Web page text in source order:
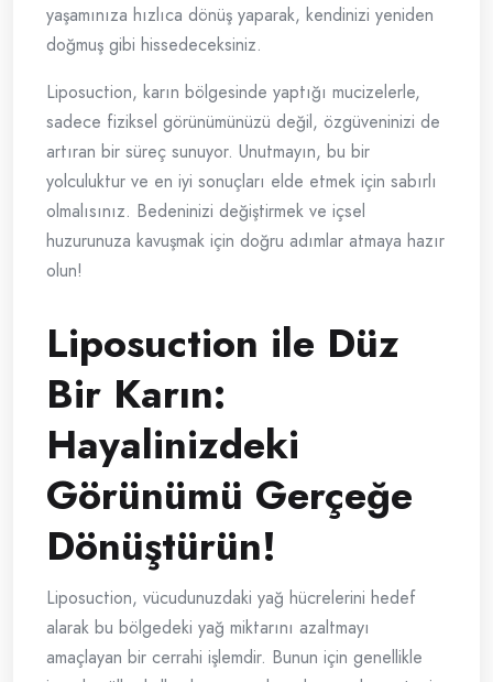
yaşamınıza hızlıca dönüş yaparak, kendinizi yeniden
doğmuş gibi hissedeceksiniz.
Liposuction, karın bölgesinde yaptığı mucizelerle,
sadece fiziksel görünümünüzü değil, özgüveninizi de
artıran bir süreç sunuyor. Unutmayın, bu bir
yolculuktur ve en iyi sonuçları elde etmek için sabırlı
olmalısınız. Bedeninizi değiştirmek ve içsel
huzurunuza kavuşmak için doğru adımlar atmaya hazır
olun!
Liposuction ile Düz
Bir Karın:
Hayalinizdeki
Görünümü Gerçeğe
Dönüştürün!
Liposuction, vücudunuzdaki yağ hücrelerini hedef
alarak bu bölgedeki yağ miktarını azaltmayı
amaçlayan bir cerrahi işlemdir. Bunun için genellikle